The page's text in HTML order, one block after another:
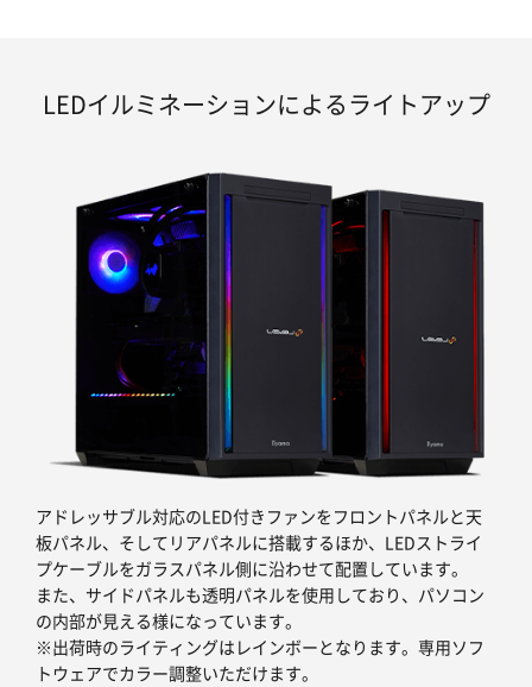
LEDイルミネーションによるライトアップ
アドレッサブル対応のLED付きファンをフロントパネルと天
板パネル、そしてリアパネルに搭載するほか、LEDストライ
プケーブルをガラスパネル側に沿わせて配置しています。
また、サイドパネルも透明パネルを使用しており、パソコン
の内部が見える様になっています。
※出荷時のライティングはレインボーとなります。専用ソフ
トウェアでカラー調整いただけます。